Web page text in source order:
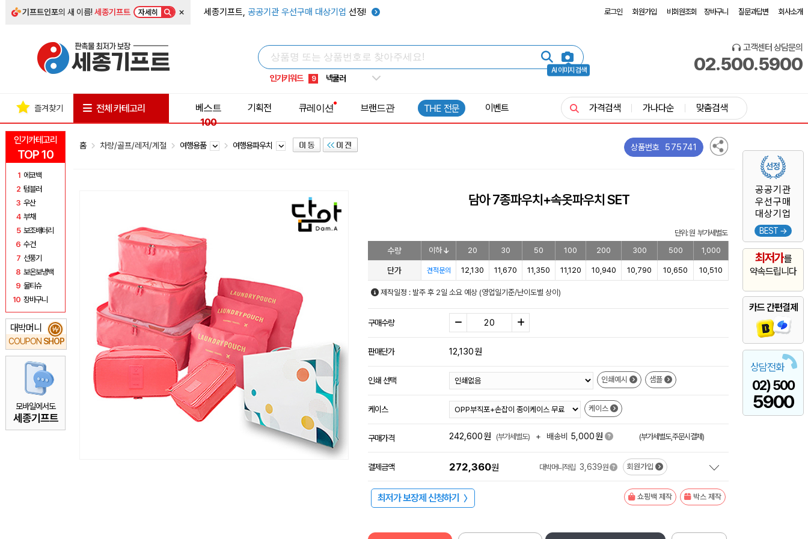
기프트인포의 새 이름!세종기프트 자세히 × 세종기프트, 공공기관 우선구매 대상기업 선정! 로그인 회원가입 비회원조회 장바구니 질문과답변 회사소개
AI 이미지 검색
인기키워드
5 키캡
8 쿨토시
9 넥쿨러
1 선풍기
고객센터 상담문의
02.500.5900
인기카테고리
TOP 10
1 에코백
2 텀블러
3 우산
4 부채
5 보조배터리
6 수건
7 선풍기
8 보온보냉백
9 물티슈
10 장바구니
대박머니
COUPON SHOP
₩
모바일에서도
세종기프트
공공기관
우선구매
대상기업
BEST →
최저가를
약속드립니다
카드 간편결제
상담전화
02) 500
5900
즐겨찾기 전체 카테고리
베스트
100
기획전 큐레이션 브랜드관 THE 전문 이벤트 가격검색 가나다순 맞춤검색
홈 차량/골프/레저/계절 여행용품 여행용파우치 상품번호 575741
담아 7종파우치+속옷파우치 SET
단위: 원 부가세별도
수량 이하 20 30 50 100 200 300 500 1,000
단가 견적문의 12,130 11,670 11,350 11,120 10,940 10,790 10,650 10,510
제작일정 : 발주 후 2일 소요 예상 (영업일기준/난이도별 상이)
구매수량
판매단가 12,130원
인쇄 선택 인쇄예시 샘플
케이스 케이스
구매가격 242,600원 (부가세별도) + 배송비 5,000원 (부가세별도,주문시결제)
결제금액 272,360원 대박머니적립 3,639원 회원가입
최저가 보장제 신청하기 〉 쇼핑백 제작 박스 제작